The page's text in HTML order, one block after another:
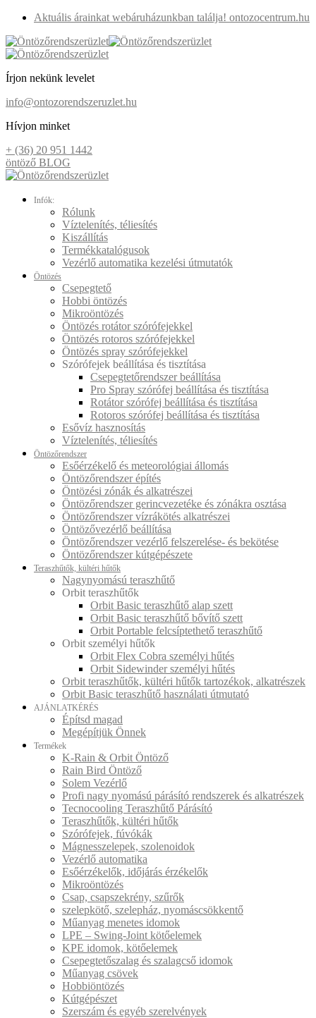
Aktuális árainkat webáruházunkban találja! ontozocentrum.hu
Írjon nekünk levelet
info@ontozorendszeruzlet.hu
Hívjon minket
+ (36) 20 951 1442
öntöző BLOG
Infók:
Rólunk
Víztelenítés, téliesítés
Kiszállítás
Termékkatalógusok
Vezérlő automatika kezelési útmutatók
Öntözés
Csepegtető
Hobbi öntözés
Mikroöntözés
Öntözés rotátor szórófejekkel
Öntözés rotoros szórófejekkel
Öntözés spray szórófejekkel
Szórófejek beállítása és tisztítása
Csepegtetőrendszer beállítása
Pro Spray szórófej beállítása és tisztítása
Rotátor szórófej beállítása és tisztítása
Rotoros szórófej beállítása és tisztítása
Esővíz hasznosítás
Víztelenítés, téliesítés
Öntözőrendszer
Esőérzékelő és meteorológiai állomás
Öntözőrendszer építés
Öntözési zónák és alkatrészei
Öntözőrendszer gerincvezetéke és zónákra osztása
Öntözőrendszer vízrákötés alkatrészei
Öntözővezérlő beállítása
Öntözőrendszer vezérlő felszerelése- és bekötése
Öntözőrendszer kútgépészete
Teraszhűtők, kültéri hűtők
Nagynyomású teraszhűtő
Orbit teraszhűtők
Orbit Basic teraszhűtő alap szett
Orbit Basic teraszhűtő bővítő szett
Orbit Portable felcsíptethető teraszhűtő
Orbit személyi hűtők
Orbit Flex Cobra személyi hűtés
Orbit Sidewinder személyi hűtés
Orbit teraszhűtők, kültéri hűtők tartozékok, alkatrészek
Orbit Basic teraszhűtő használati útmutató
AJÁNLATKÉRÉS
Építsd magad
Megépítjük Önnek
Termékek
K-Rain & Orbit Öntöző
Rain Bird Öntöző
Solem Vezérlő
Profi nagy nyomású párásító rendszerek és alkatrészek
Tecnocooling Teraszhűtő Párásító
Teraszhűtők, kültéri hűtők
Szórófejek, fúvókák
Mágnesszelepek, szolenoidok
Vezérlő automatika
Esőérzékelők, időjárás érzékelők
Mikroöntözés
Csap, csapszekrény, szűrők
szelepkötő, szelepház, nyomáscsökkentő
Műanyag menetes idomok
LPE – Swing-Joint kötőelemek
KPE idomok, kötőelemek
Csepegtetőszalag és szalagcső idomok
Műanyag csövek
Hobbiöntözés
Kútgépészet
Szerszám és egyéb szerelvények